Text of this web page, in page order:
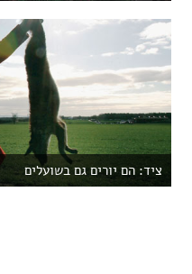
ציד: הם יורים גם בשועלים